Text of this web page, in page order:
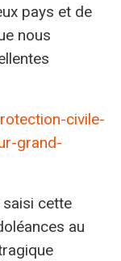
pays et de
nous
civile-
grand-
saisi cette
au